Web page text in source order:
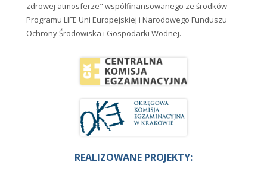
zdrowej atmosferze" współfinansowanego ze środków
Programu LIFE Uni Europejskiej i Narodowego Funduszu
Ochrony Środowiska i Gospodarki Wodnej.
REALIZOWANE PROJEKTY: